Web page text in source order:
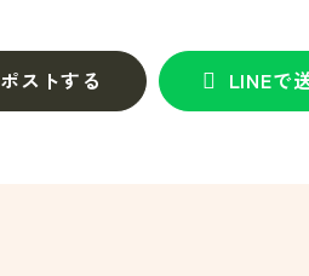
ポストする LINEで